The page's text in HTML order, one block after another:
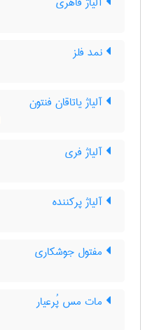
نمد فلز
آلیاژ یاتاقان فنتون
آلیاژ فری
آلیاژ پرکننده
مفتول جوشکاری
مات مس پُرعیار